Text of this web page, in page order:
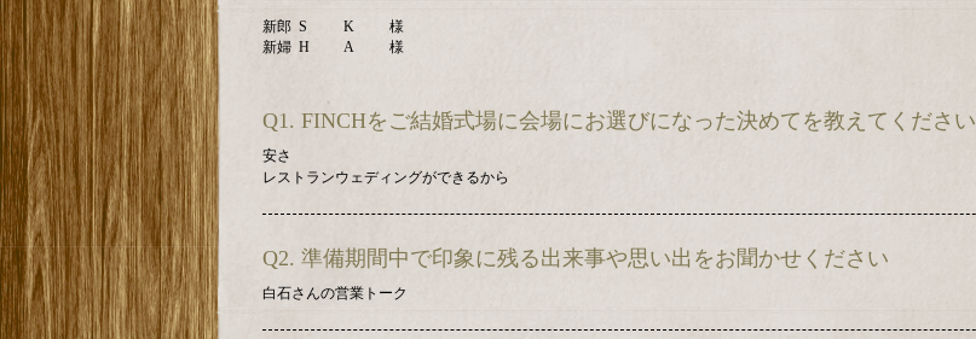
新郎 S K
様
新婦 H A 様
Q1. FINCHをご結婚式場に会場にお選びになった決めてを教えてください
安さ
レストランウェディングができるから
Q2. 準備期間中で印象に残る出来事や思い出をお聞かせください
白石さんの営業トーク